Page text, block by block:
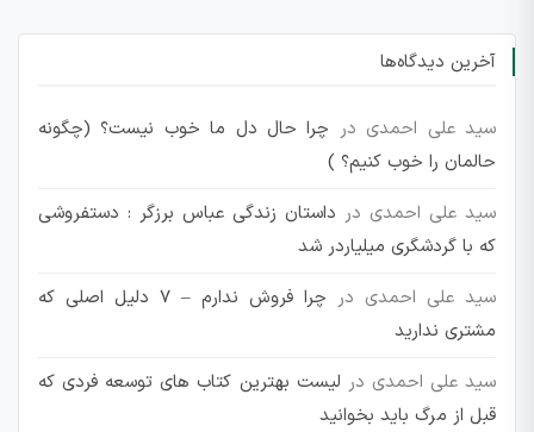
آخرین دیدگاه‌ها
سید علی احمدی در چرا حال دل ما خوب نیست؟ (چگونه
حالمان را خوب کنیم؟ )
سید علی احمدی در داستان زندگی عباس برزگر : دستفروشی
که با گردشگری میلیاردر شد
سید علی احمدی در
چرا فروش ندارم – 7 دلیل اصلی که
مشتری ندارید
سید علی احمدی در لیست بهترین کتاب های توسعه فردی که
قبل از مرگ باید بخوانید